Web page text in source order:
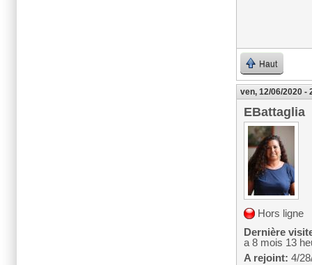
Haut
ven, 12/06/2020 -
EBattaglia
Hors ligne
Dernière
a 8 mois 13
A rejoint: 4/